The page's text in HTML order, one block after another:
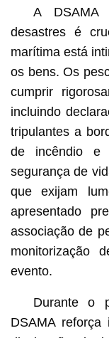
A DSAMA
desastres é
marítima está
os bens. Os
cumprir
incluindo
tripulantes a
de incêndio e
segurança de
que exijam
apresentado
associação de
monitorização
evento.
Durante o
DSAMA reforça